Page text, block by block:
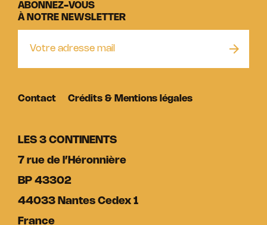
LES 3 CONTINENTS
7 rue de l’Héronnière
BP 43302
44033 Nantes Cedex 1
France
ABONNEZ-VOUS
À NOTRE NEWSLETTER
Contact Crédits & Mentions légales